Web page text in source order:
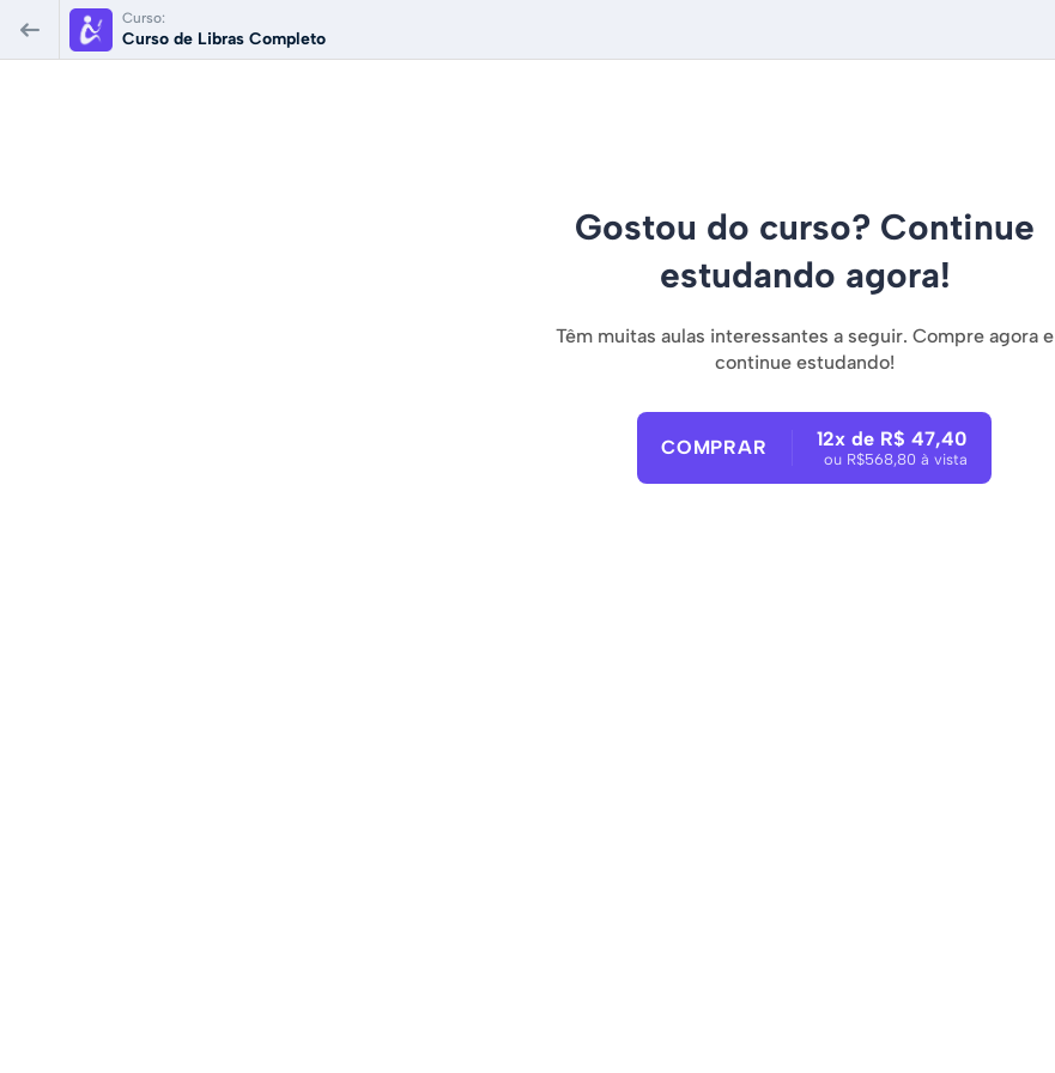
Curso:
Curso de Libras Completo
Gostou do curso? Continue
estudando agora!
Têm muitas aulas interessantes a seguir. Compre agora e
continue estudando!
COMPRAR 12x de R$ 47,40
ou R$568,80 à vista